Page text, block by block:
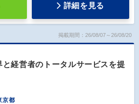
詳細を見る
掲載期間：26/08/07～26/08/20
経営者のトータルサービスを提
京都